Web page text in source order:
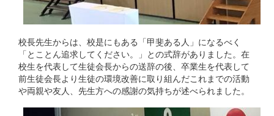
校長先生からは、校是にもある「甲斐ある人」になるべく
「とことん追求してください。」との式辞がありました。在
校生を代表して生徒会長からの送辞の後、卒業生を代表して
前生徒会長より生徒の環境改善に取り組んだこれまでの活動
や両親や友人、先生方への感謝の気持ちが述べられました。